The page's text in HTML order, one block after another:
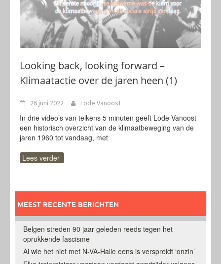
Looking back, looking forward –
Klimaatactie over de jaren heen (1)
26 juni 2022 Lode Vanoost
In drie video’s van telkens 5 minuten geeft Lode Vanoost
een historisch overzicht van de klimaatbeweging van de
jaren 1960 tot vandaag, met
Lees verder
MEEST RECENTE BERICHTEN
Belgen streden 90 jaar geleden reeds tegen het
oprukkende fascisme
Al wie het niet met N-VA-Halle eens is verspreidt ‘onzin’